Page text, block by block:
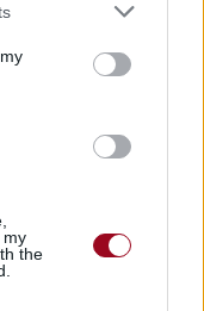
my
the
:
chez